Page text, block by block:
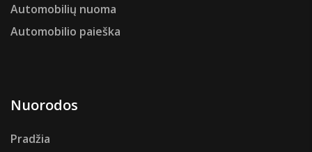
Automobilių nuoma
Automobilio paieška
Nuorodos
Pradžia